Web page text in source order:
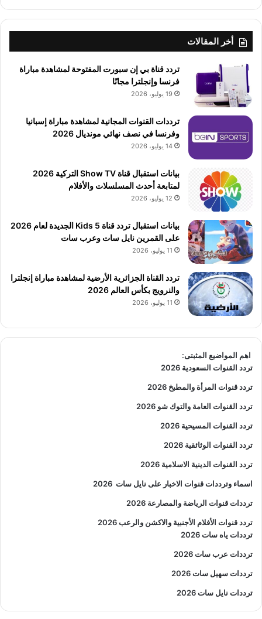
أخر المقالات
تردد قناة بي إن سبورت المفتوحة لمشاهدة مباراة
فرنسا وإنجلترا مجانًا
19 يوليو، 2026
ترددات القنوات المجانية لمشاهدة مباراة إسبانيا
وفرنسا في نصف نهائي مونديال 2026
14 يوليو، 2026
بيانات استقبال قناة Show TV التركية 2026
لمتابعة أحدث المسلسلات والأفلام
12 يوليو، 2026
بيانات استقبال تردد قناة 5 Kids الجديدة لعام 2026
على القمرين نايل سات وعرب سات
11 يوليو، 2026
تردد القناة الجزائرية الأرضية لمشاهدة مباراة إنجلترا
والنرويج بكأس العالم 2026
11 يوليو، 2026
اهم المواضيع المثبتى:
تردد القنوات السعودية 2026
تردد قنوات المرأة والمطبخ 2026
تردد القنوات العامة والتوك شو 2026
تردد القنوات المسيحية 2026
تردد القنوات الوثائقية 2026
تردد القنوات الدينية الاسلامية 2026
اسماء وترددات قنوات الاخبار على نايل سات 2026
ترددات قنوات الرياضة والمصارعة 2026
تردد قنوات الأفلام الأجنبية والاكشن والرعب2026
ترددات ياه سات 2026
ترددات عرب سات 2026
ترددات سهيل سات 2026
ترددات نايل سات 2026